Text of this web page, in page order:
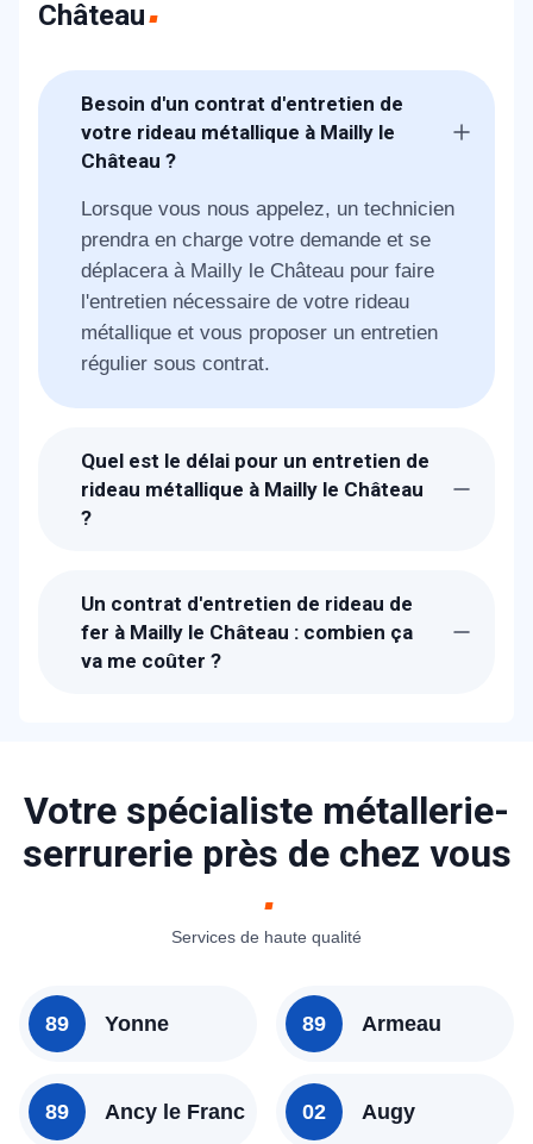
Château
Besoin d'un contrat d'entretien de
votre rideau métallique à Mailly le
Château ?
Lorsque vous nous appelez, un technicien
prendra en charge votre demande et se
déplacera à Mailly le Château pour faire
l'entretien nécessaire de votre rideau
métallique et vous proposer un entretien
régulier sous contrat.
Quel est le délai pour un entretien de
rideau métallique à Mailly le Château
?
vous à Mailly le Château dans la journée.
La durée de l'entretien est de 1H à 3H.
Un contrat d'entretien de rideau de
fer à Mailly le Château : combien ça
va me coûter ?
devis précis.
Votre spécialiste métallerie-
serrurerie près de chez vous
Services de haute qualité
89 Yonne
89 Ancy le Franc
89 Armeau
02 Augy